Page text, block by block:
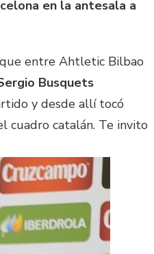
en la antesala a
entre Ahtletic Bilbao
Busquets
y desde allí tocó
cuadro catalán. Te invito